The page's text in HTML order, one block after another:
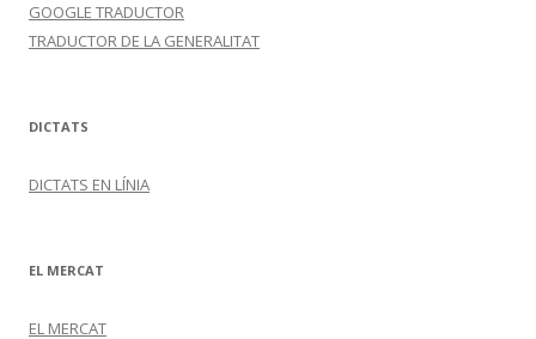
GOOGLE TRADUCTOR
TRADUCTOR DE LA GENERALITAT
DICTATS
DICTATS EN LÍNIA
EL MERCAT
EL MERCAT